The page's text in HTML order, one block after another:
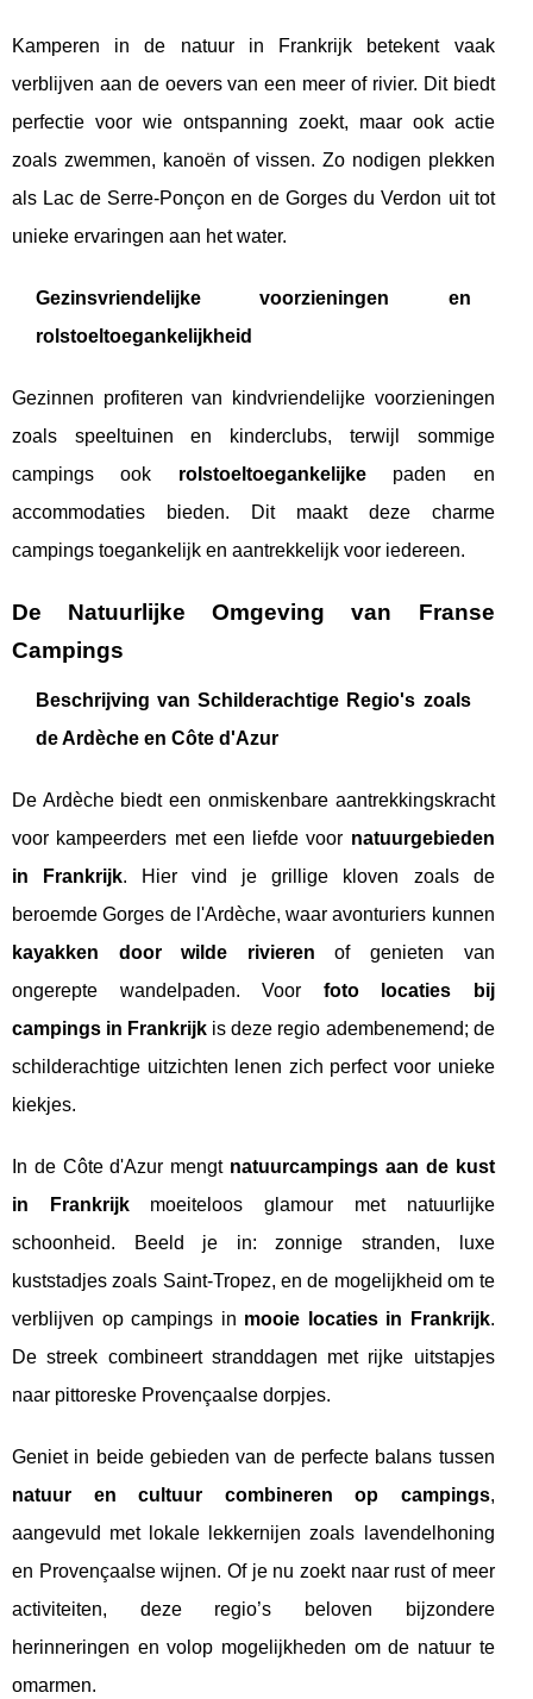
Kamperen in de natuur in Frankrijk betekent vaak
verblijven aan de oevers van een meer of rivier. Dit biedt
perfectie voor wie ontspanning zoekt, maar ook actie
zoals zwemmen, kanoën of vissen. Zo nodigen plekken
als Lac de Serre-Ponçon en de Gorges du Verdon uit tot
unieke ervaringen aan het water.
Gezinsvriendelijke voorzieningen en
rolstoeltoegankelijkheid
Gezinnen profiteren van kindvriendelijke voorzieningen
zoals speeltuinen en kinderclubs, terwijl sommige
campings ook rolstoeltoegankelijkepaden en
accommodaties bieden. Dit maakt deze charme
campings toegankelijk en aantrekkelijk voor iedereen.
De Natuurlijke Omgeving van Franse
Campings
Beschrijving van Schilderachtige Regio's zoals
de Ardèche en Côte d'Azur
De Ardèche biedt een onmiskenbare aantrekkingskracht
voor kampeerders met een liefde voor natuurgebieden
in Frankrijk. Hier vind je grillige kloven zoals de
beroemde Gorges de l'Ardèche, waar avonturiers kunnen
kayakken door wilde rivieren of genieten van
ongerepte wandelpaden. Voor foto locaties bij
campings in Frankrijk is deze regio adembenemend; de
schilderachtige uitzichten lenen zich perfect voor unieke
kiekjes.
In de Côte d'Azur mengt natuurcampings aan de kust
in Frankrijkmoeiteloos glamour met natuurlijke
schoonheid. Beeld je in: zonnige stranden, luxe
kuststadjes zoals Saint-Tropez, en de mogelijkheid om te
verblijven op campings in mooie locaties in Frankrijk.
De streek combineert stranddagen met rijke uitstapjes
naar pittoreske Provençaalse dorpjes.
Geniet in beide gebieden van de perfecte balans tussen
natuur en cultuur combineren op campings,
aangevuld met lokale lekkernijen zoals lavendelhoning
en Provençaalse wijnen. Of je nu zoekt naar rust of meer
activiteiten, deze regio’s beloven bijzondere
herinneringen en volop mogelijkheden om de natuur te
omarmen.